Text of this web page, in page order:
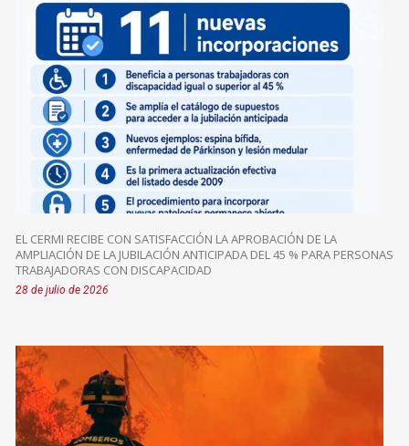
EL CERMI RECIBE CON SATISFACCIÓN LA APROBACIÓN DE LA
AMPLIACIÓN DE LA JUBILACIÓN ANTICIPADA DEL 45 % PARA PERSONAS
TRABAJADORAS CON DISCAPACIDAD
28 de julio de 2026